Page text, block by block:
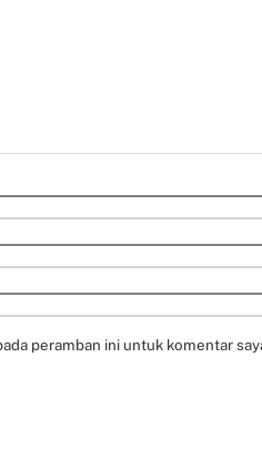
peramban ini untuk komentar